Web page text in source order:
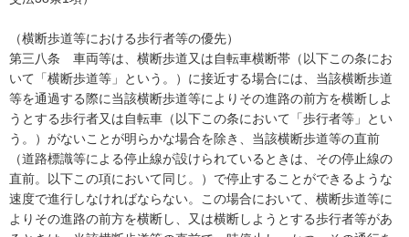
（横断歩道等における歩行者等の優先）
第三八条　車両等は、横断歩道又は自転車横断帯（以下この条にお
いて「横断歩道等」という。）に接近する場合には、当該横断歩道
等を通過する際に当該横断歩道等によりその進路の前方を横断しよ
うとする歩行者又は自転車（以下この条において「歩行者等」とい
う。）がないことが明らかな場合を除き、当該横断歩道等の直前
（道路標識等による停止線が設けられているときは、その停止線の
直前。以下この項において同じ。）で停止することができるような
速度で進行しなければならない。この場合において、横断歩道等に
よりその進路の前方を横断し、又は横断しようとする歩行者等があ